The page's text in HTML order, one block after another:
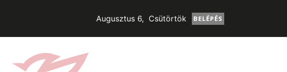
Augusztus 6, Csütörtök BELÉPÉS